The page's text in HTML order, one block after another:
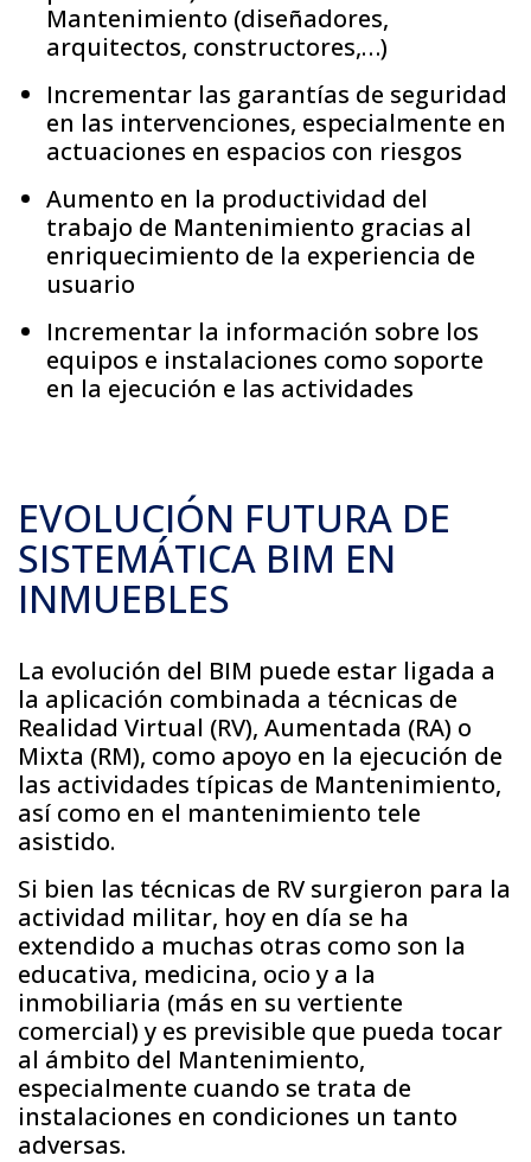
Mantenimiento (diseñadores,
arquitectos, constructores,…)
Incrementar las garantías de seguridad
en las intervenciones, especialmente en
actuaciones en espacios con riesgos
Aumento en la productividad del
trabajo de Mantenimiento gracias al
enriquecimiento de la experiencia de
usuario
Incrementar la información sobre los
equipos e instalaciones como soporte
en la ejecución e las actividades
EVOLUCIÓN FUTURA DE
SISTEMÁTICA BIM EN
INMUEBLES
La evolución del BIM puede estar ligada a
la aplicación combinada a técnicas de
Realidad Virtual (RV), Aumentada (RA) o
Mixta (RM), como apoyo en la ejecución de
las actividades típicas de Mantenimiento,
así como en el mantenimiento tele
asistido.
Si bien las técnicas de RV surgieron para la
actividad militar, hoy en día se ha
extendido a muchas otras como son la
educativa, medicina, ocio y a la
inmobiliaria (más en su vertiente
comercial) y es previsible que pueda tocar
al ámbito del Mantenimiento,
especialmente cuando se trata de
instalaciones en condiciones un tanto
adversas.